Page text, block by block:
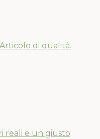
di qualità.
reali e un giusto